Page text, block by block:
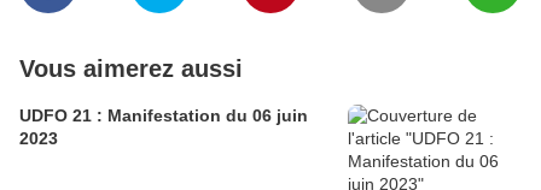
Vous aimerez aussi
UDFO 21 : Manifestation du 06 juin
2023